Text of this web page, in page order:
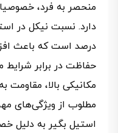
منحصر به فرد،
درصد است که باعث
حفاظت در برابر
مکانیکی بالا، مقاومت
مطلوب از ویژگی‌های
استیل بگیر به دلیل